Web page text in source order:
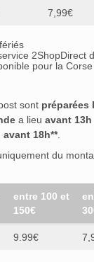
7,99€
2ShopDirect
pour la Corse
sont préparées
a lieu avant 13h
18h**.
du
entre 100 et
150€
9.99€